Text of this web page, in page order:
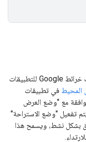
تتيح حزمة تطوير البرامج بالاستناد إلى بيانات خرائط Google للتطبيقات
المحيط في تطبيقات
مع "وضع العرض
تفعيل "وضع الاستراحة"
بشكل نشط، ويسمح هذا